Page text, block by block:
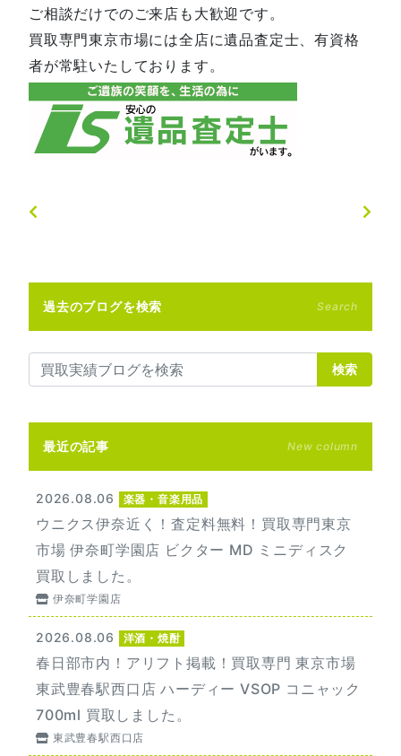
ご相談だけでのご来店も大歓迎です。
買取専門東京市場には全店に遺品査定士、有資格
者が常駐いたしております。
過去のブログを検索 Search
検索
最近の記事 New column
2026.08.06 楽器・音楽用品
ウニクス伊奈近く！査定料無料！買取専門東京
市場 伊奈町学園店 ビクター MD ミニディスク
買取しました。
伊奈町学園店
2026.08.06 洋酒・焼酎
春日部市内！アリフト掲載！買取専門 東京市場
東武豊春駅西口店 ハーディー VSOP コニャック
700ml 買取しました。
東武豊春駅西口店